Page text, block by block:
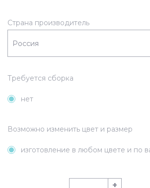
нет
изготовление в любом цвете и по
+